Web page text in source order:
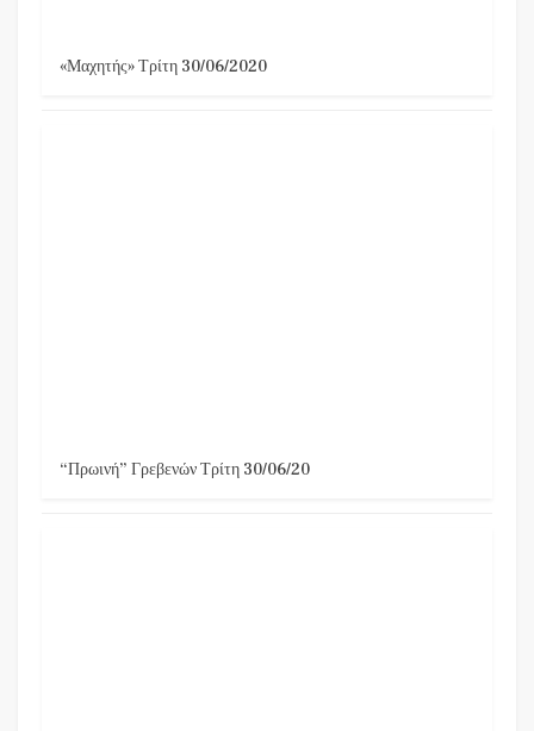
«Μαχητής» Τρίτη 30/06/2020
“Πρωινή” Γρεβενών Τρίτη 30/06/20